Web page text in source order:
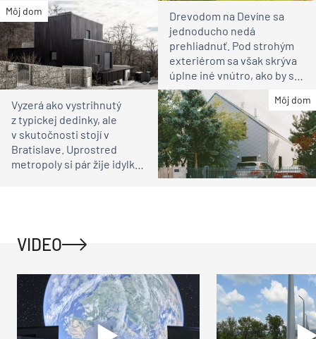
Môj dom
Drevodom na Devíne sa
jednoducho nedá
prehliadnuť. Pod strohým
exteriérom sa však skrýva
úplne iné vnútro, ako by ste
čakali
Môj dom
Vyzerá ako vystrihnutý
z typickej dedinky, ale
v skutočnosti stojí v
Bratislave. Uprostred
metropoly si pár žije idylku
VIDEO